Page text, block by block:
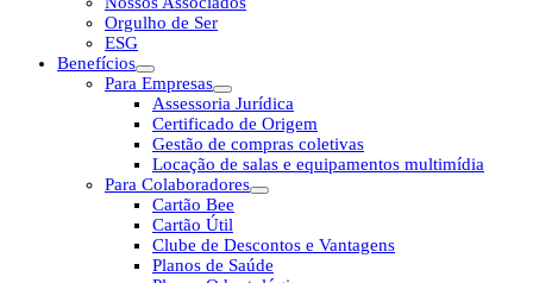
Orgulho de Ser
ESG
Benefícios
Para Empresas
Assessoria Jurídica
Certificado de Origem
Gestão de compras coletivas
Locação de salas e equipamentos multimídia
Para Colaboradores
Cartão Bee
Cartão Útil
Clube de Descontos e Vantagens
Planos de Saúde